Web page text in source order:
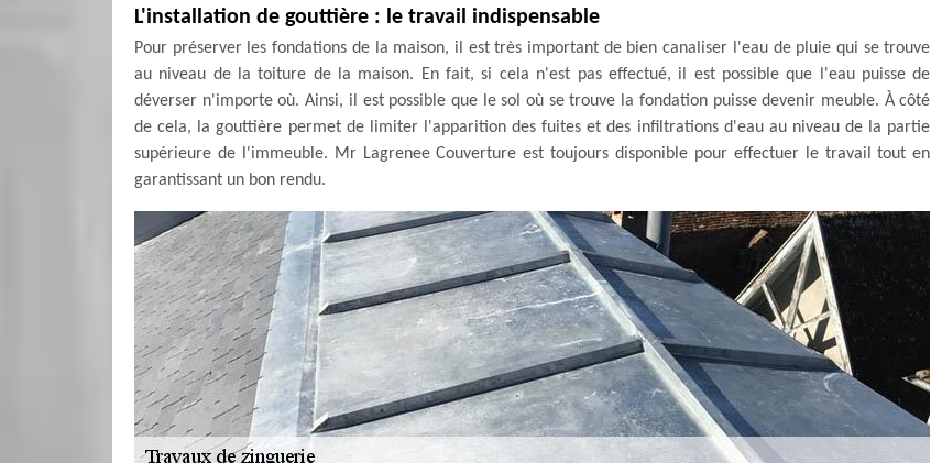
L'installation de gouttière : le travail indispensable
Pour préserver les fondations de la maison, il est très important de bien canaliser l'eau de pluie qui se trouve
au niveau de la toiture de la maison. En fait, si cela n'est pas effectué, il est possible que l'eau puisse de
déverser n'importe où. Ainsi, il est possible que le sol où se trouve la fondation puisse devenir meuble. À côté
de cela, la gouttière permet de limiter l'apparition des fuites et des infiltrations d'eau au niveau de la partie
supérieure de l'immeuble. Mr Lagrenee Couverture est toujours disponible pour effectuer le travail tout en
garantissant un bon rendu.